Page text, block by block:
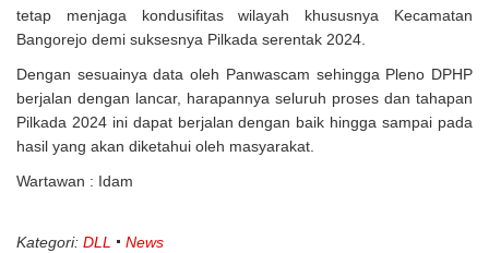
tetap menjaga kondusifitas wilayah khususnya Kecamatan
Bangorejo demi suksesnya Pilkada serentak 2024.
Dengan sesuainya data oleh Panwascam sehingga Pleno DPHP
berjalan dengan lancar, harapannya seluruh proses dan tahapan
Pilkada 2024 ini dapat berjalan dengan baik hingga sampai pada
hasil yang akan diketahui oleh masyarakat.
Wartawan : Idam
Kategori: DLL News